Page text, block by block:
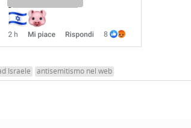
Israele antisemitismo nel web